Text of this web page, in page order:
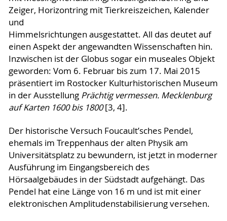
Zeiger, Horizontring mit Tierkreiszeichen, Kalender
und
Himmelsrichtungen ausgestattet. All das deutet auf
einen Aspekt der angewandten Wissenschaften hin.
Inzwischen ist der Globus sogar ein museales Objekt
geworden: Vom 6. Februar bis zum 17. Mai 2015
präsentiert im Rostocker Kulturhistorischen Museum
in der Ausstellung Prächtig vermessen. Mecklenburg
auf Karten 1600 bis 1800[3, 4].
Der historische Versuch Foucault’sches Pendel,
ehemals im Treppenhaus der alten Physik am
Universitätsplatz zu bewundern, ist jetzt in moderner
Ausführung im Eingangsbereich des
Hörsaalgebäudes in der Südstadt aufgehängt. Das
Pendel hat eine Länge von 16 m und ist mit einer
elektronischen Amplitudenstabilisierung versehen.